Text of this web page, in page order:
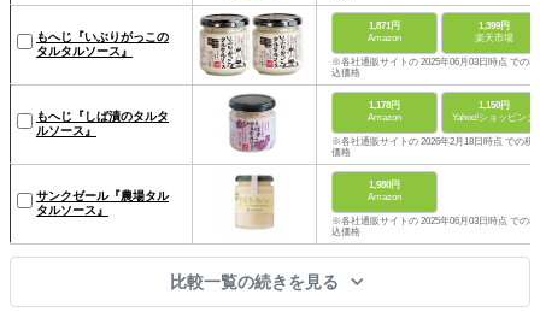
もへじ『いぶりがっこの
タルタルソース』
1,871円
Amazon
1,399円
楽天市場
※各社通販サイトの 2025年06月03日時点 での税
込価格
もへじ『しば漬のタルタ
ルソース』
1,178円
Amazon
1,150円
Yahoo!ショッピング
※各社通販サイトの 2026年2月18日時点 での税
価格
サンクゼール『農場タル
タルソース』
1,980円
Amazon
※各社通販サイトの 2025年06月03日時点 での税
込価格
比較一覧の続きを見る